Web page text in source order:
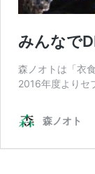
みんなで
森ノオトは「衣
2016年度よりセ
森ノオト